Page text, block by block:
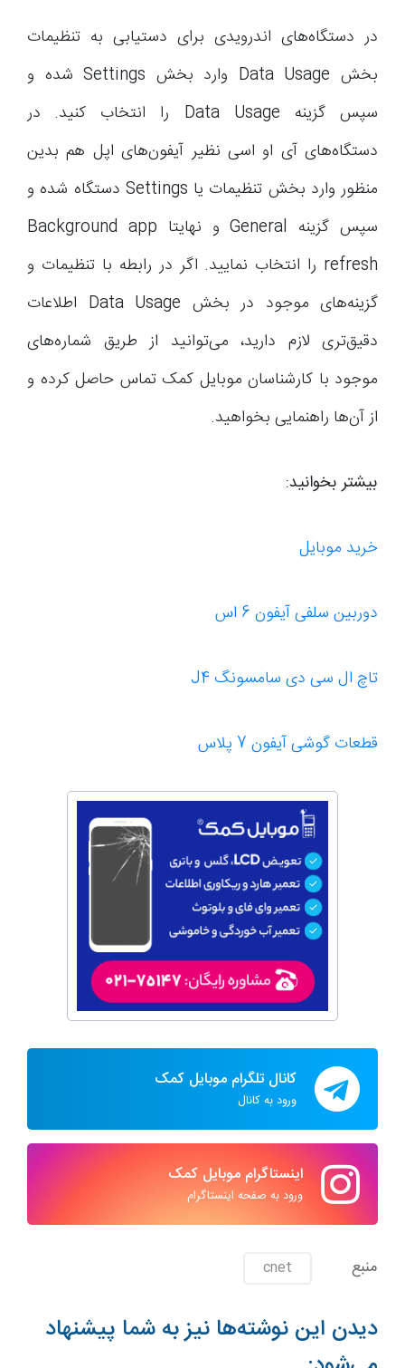
در دستگاه‌های اندرویدی برای دستیابی به تنظیمات
بخش Data Usage وارد بخش Settings شده و
سپس گزینه Data Usage را انتخاب کنید. در
دستگاه‌های آی او اسی نظیر آیفون‌های اپل هم بدین
منظور وارد بخش تنظیمات یا Settings دستگاه شده و
سپس گزینه General و نهایتا Background app
refresh را انتخاب نمایید. اگر در رابطه با تنظیمات و
گزینه‌های موجود در بخش Data Usage اطلاعات
دقیق‌تری لازم دارید، می‌توانید از طریق شماره‌های
موجود با کارشناسان موبایل کمک تماس حاصل کرده و
از آن‌ها راهنمایی بخواهید.
بیشتر بخوانید:
خرید موبایل
دوربین سلفی آیفون 6 اس
تاچ ال سی دی سامسونگ J4
قطعات گوشی آیفون 7 پلاس
کانال تلگرام موبایل کمک
ورود به کانال
اینستاگرام موبایل کمک
ورود به صفحه اینستاگرام
منبع cnet
دیدن این نوشته‌ها نیز به شما پیشنهاد